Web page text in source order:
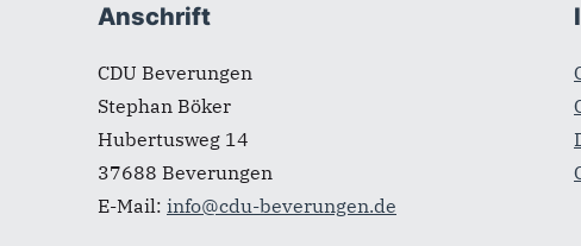
Fußbereich
Anschrift
CDU Beverungen
Stephan Böker
Hubertusweg 14
37688 Beverungen
E-Mail: info@cdu-beverungen.de